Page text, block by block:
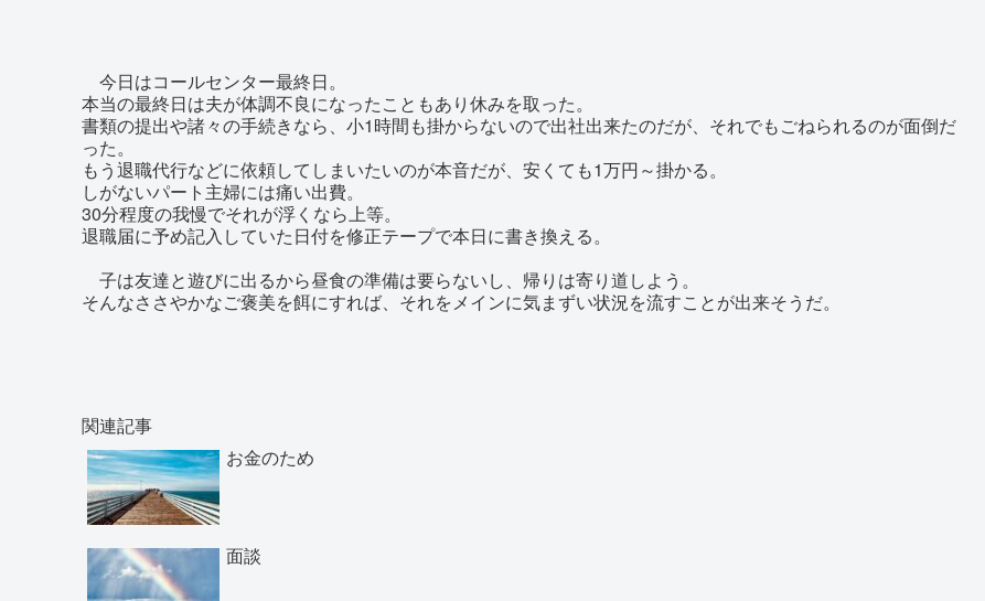
今日はコールセンター最終日。
本当の最終日は夫が体調不良になったこともあり休みを取った。
書類の提出や諸々の手続きなら、小1時間も掛からないので出社出来たのだが、それでもごねられるのが面倒だ
った。
もう退職代行などに依頼してしまいたいのが本音だが、安くても1万円～掛かる。
しがないパート主婦には痛い出費。
30分程度の我慢でそれが浮くなら上等。
退職届に予め記入していた日付を修正テープで本日に書き換える。
子は友達と遊びに出るから昼食の準備は要らないし、帰りは寄り道しよう。
そんなささやかなご褒美を餌にすれば、それをメインに気まずい状況を流すことが出来そうだ。
関連記事
お金のため
面談